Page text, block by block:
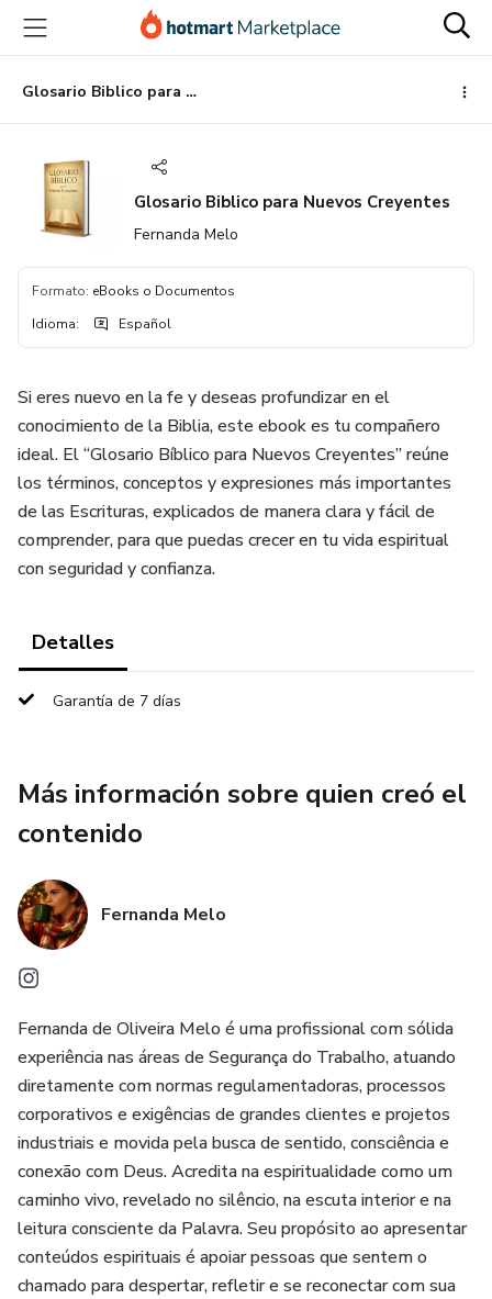
principal
página
de
página
Glosario Biblico para Nuevos Creyentes
Glosario Biblico para Nuevos Creyentes
Fernanda Melo
Formato: eBooks o Documentos
Idioma: Español
Si eres nuevo en la fe y deseas profundizar en el
conocimiento de la Biblia, este ebook es tu compañero
ideal. El “Glosario Bíblico para Nuevos Creyentes” reúne
los términos, conceptos y expresiones más importantes
de las Escrituras, explicados de manera clara y fácil de
comprender, para que puedas crecer en tu vida espiritual
con seguridad y confianza.
Detalles
Garantía de 7 días
Más información sobre quien creó el
contenido
Fernanda Melo
Fernanda de Oliveira Melo é uma profissional com sólida
experiência nas áreas de Segurança do Trabalho, atuando
diretamente com normas regulamentadoras, processos
corporativos e exigências de grandes clientes e projetos
industriais e movida pela busca de sentido, consciência e
conexão com Deus. Acredita na espiritualidade como um
caminho vivo, revelado no silêncio, na escuta interior e na
leitura consciente da Palavra. Seu propósito ao apresentar
conteúdos espirituais é apoiar pessoas que sentem o
chamado para despertar, refletir e se reconectar com sua